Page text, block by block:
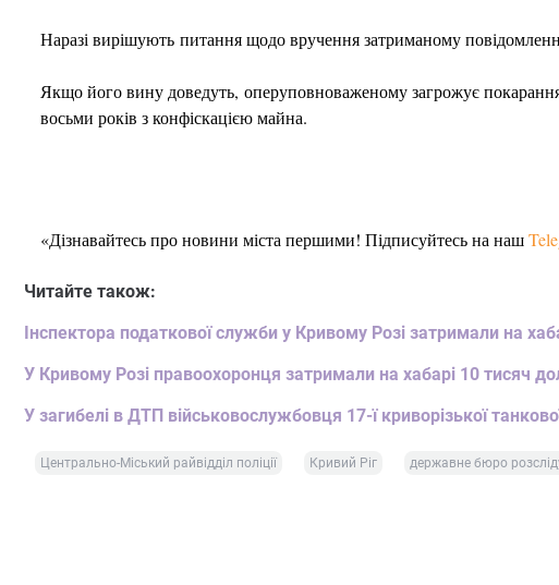
Наразі вирішують питання щодо вручення затриманому
Якщо його вину доведуть, оперуповноваженому загрожує покарання
восьми років з конфіскацією майна.
«Дізнавайтесь про новини міста першими! Підписуйтесь на наш
Читайте також:
Інспектора податкової служби у Кривому Розі затримали на
У Кривому Розі правоохоронця затримали на хабарі 10 тисяч
У загибелі в ДТП військовослужбовця 17-ї криворізької
Центрально-Міський райвідділ поліції Кривий Ріг державне бюро